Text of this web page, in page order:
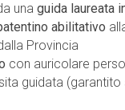
una guida laureata
abilitativo
Provincia
con auricolare
guidata